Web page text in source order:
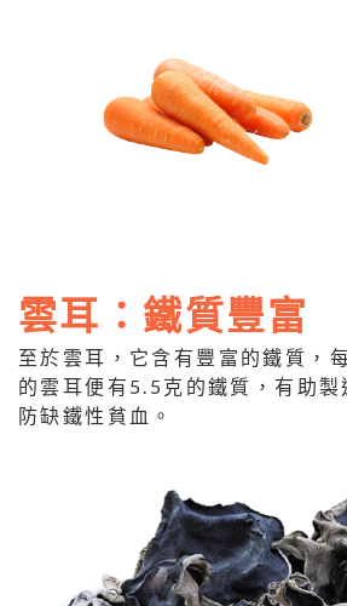
雲耳：鐵質豐富
至於雲耳，它含有豐富的鐵質，
的雲耳便有5.5克的鐵質，有助製
防缺鐵性貧血。